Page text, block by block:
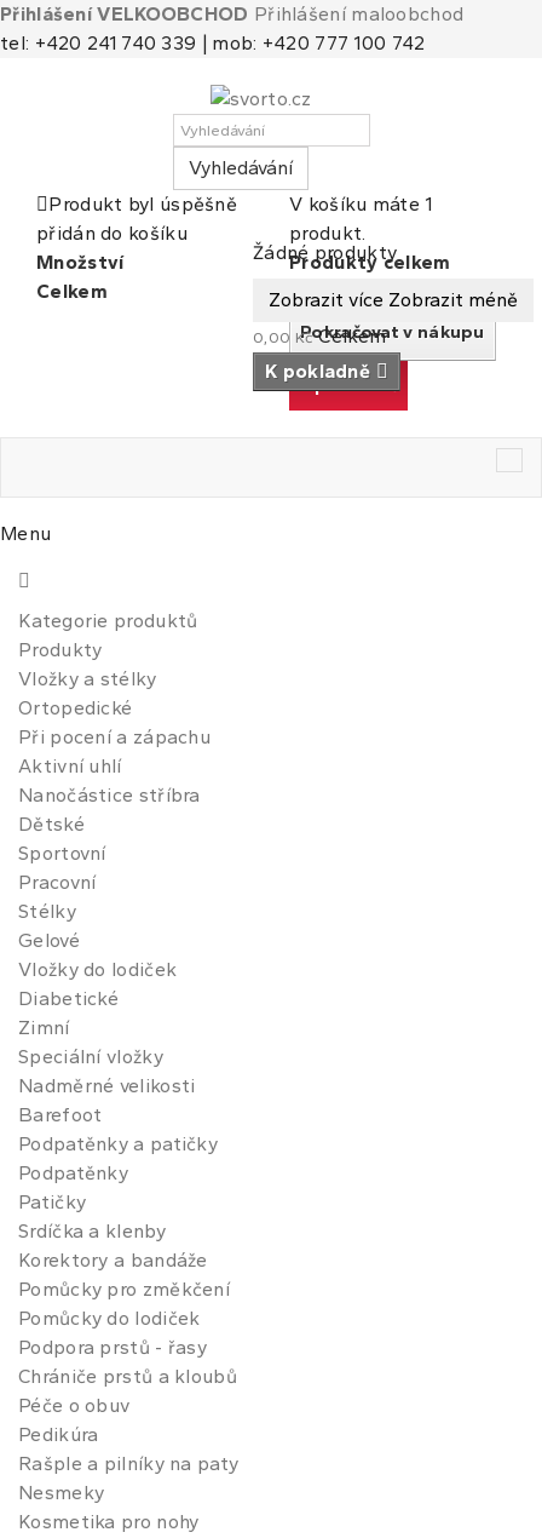
Přihlášení VELKOOBCHOD Přihlášení maloobchod
tel: +420 241 740 339 | mob: +420 777 100 742
Vyhledávání
Košík
(prázdný)
Žádné produkty
Zobrazit více Zobrazit méně
0,00 Kč Celkem
K pokladně
Produkt byl úspěšně
přidán do košíku
Množství
Celkem
V košíku máte 1
produkt.
Produkty celkem
Celkem
Pokračovat v nákupu
K pokladně
Menu
Kategorie produktů
Produkty
Vložky a stélky
Ortopedické
Při pocení a zápachu
Aktivní uhlí
Nanočástice stříbra
Dětské
Sportovní
Pracovní
Stélky
Gelové
Vložky do lodiček
Diabetické
Zimní
Speciální vložky
Nadměrné velikosti
Barefoot
Podpatěnky a patičky
Podpatěnky
Patičky
Srdíčka a klenby
Korektory a bandáže
Pomůcky pro změkčení
Pomůcky do lodiček
Podpora prstů - řasy
Chrániče prstů a kloubů
Péče o obuv
Pedikúra
Rašple a pilníky na paty
Nesmeky
Kosmetika pro nohy